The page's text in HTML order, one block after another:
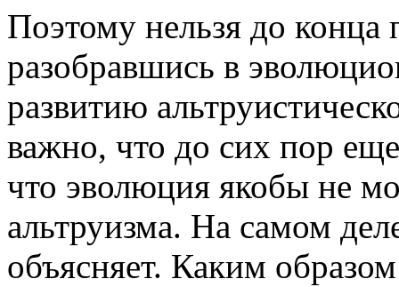
Поэтому нельзя до
разобравшись в
развитию
важно, что до сих пор
что эволюция якобы не
альтруизма. На самом
объясняет. Каким